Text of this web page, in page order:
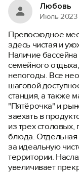
Любовь
Июль 2023
Превосходное
здесь чистая и
Наличие
семейного
непогоды. Все
шаговой
станция, а также
"Пятёрочка" и
заехать в
из трех
блюда. Отдельная
за идеальную
территории.
увеличивает